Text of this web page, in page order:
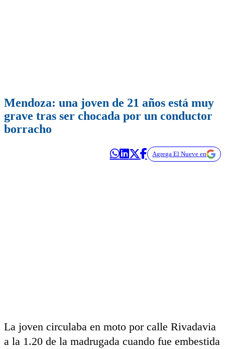
Mendoza: una joven de 21 años está muy
grave tras ser chocada por un conductor
borracho
Agrega El Nueve en
La joven circulaba en moto por calle Rivadavia
a la 1.20 de la madrugada cuando fue embestida